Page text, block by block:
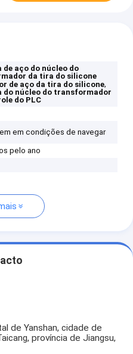
de aço do núcleo do
da tira do silicone
de aço da tira do silicone,
do núcleo do transformador
do PLC
em condições de navegar
pelo ano
de Yanshan, cidade de
província de Jiangsu,